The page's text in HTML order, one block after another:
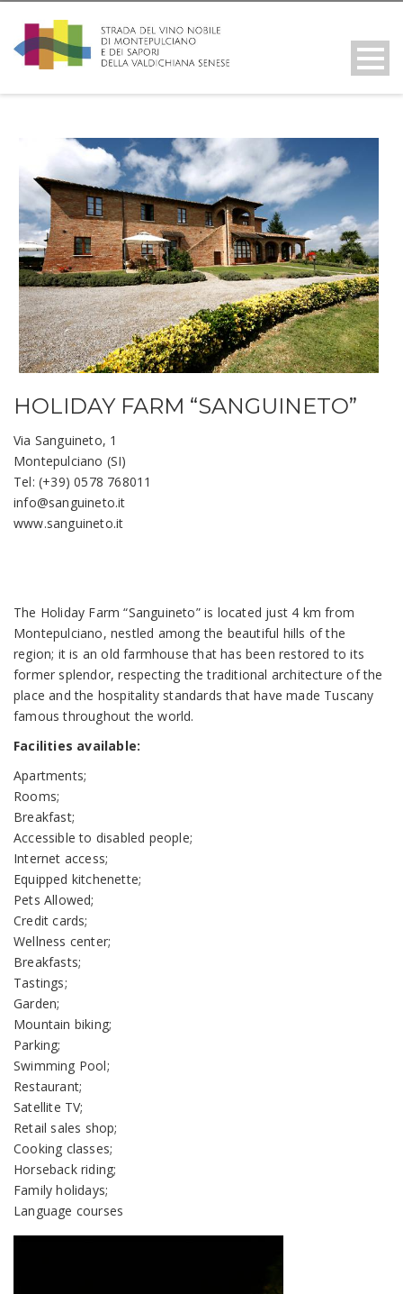
HOLIDAY FARM “SANGUINETO”
Via Sanguineto, 1
Montepulciano (SI)
Tel: (+39) 0578 768011
info@sanguineto.it
www.sanguineto.it
The Holiday Farm “Sanguineto” is located just 4 km from
Montepulciano, nestled among the beautiful hills of the
region; it is an old farmhouse that has been restored to its
former splendor, respecting the traditional architecture of the
place and the hospitality standards that have made Tuscany
famous throughout the world.
Facilities available:
Apartments;
Rooms;
Breakfast;
Accessible to disabled people;
Internet access;
Equipped kitchenette;
Pets Allowed;
Credit cards;
Wellness center;
Breakfasts;
Tastings;
Garden;
Mountain biking;
Parking;
Swimming Pool;
Restaurant;
Satellite TV;
Retail sales shop;
Cooking classes;
Horseback riding;
Family holidays;
Language courses